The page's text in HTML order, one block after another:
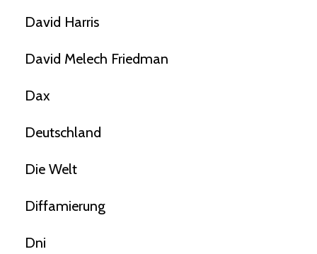
David Harris
David Melech Friedman
Dax
Deutschland
Die Welt
Diffamierung
Dni